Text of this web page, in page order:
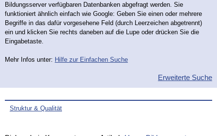
Bildungsserver verfügbaren Datenbanken abgefragt werden. Sie
funktioniert ähnlich einfach wie Google: Geben Sie einen oder mehrere
Begriffe in das dafür vorgesehene Feld (durch Leerzeichen abgetrennt)
ein und klicken Sie rechts daneben auf die Lupe oder drücken Sie die
Eingabetaste.
Mehr Infos unter: Hilfe zur Einfachen Suche
Erweiterte Suche
Struktur & Qualität